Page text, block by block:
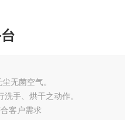
无菌空气。
手、烘干之动作。
客户需求